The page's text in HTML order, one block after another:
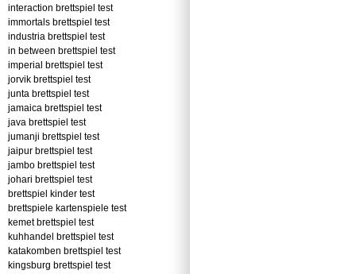
interaction brettspiel test
immortals brettspiel test
industria brettspiel test
in between brettspiel test
imperial brettspiel test
jorvik brettspiel test
junta brettspiel test
jamaica brettspiel test
java brettspiel test
jumanji brettspiel test
jaipur brettspiel test
jambo brettspiel test
johari brettspiel test
brettspiel kinder test
brettspiele kartenspiele test
kemet brettspiel test
kuhhandel brettspiel test
katakomben brettspiel test
kingsburg brettspiel test